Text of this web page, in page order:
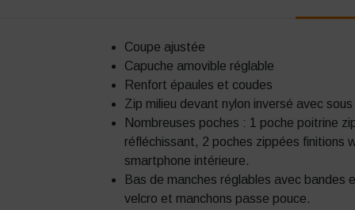
Coupe ajustée
Capuche amovible réglable
Renfort épaules et coudes
Zip milieu devant nylon inversé avec
Nombreuses poches : 1 poche poitrine
réfléchissant, 2 poches zippées finitions
smartphone intérieure.
Bas de manches réglables avec bandes
velcro et manchons passe pouce.